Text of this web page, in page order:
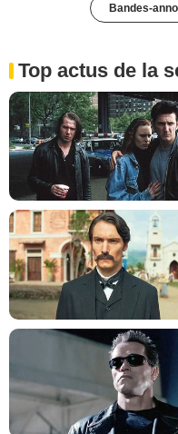
Bandes-
Top actus de la